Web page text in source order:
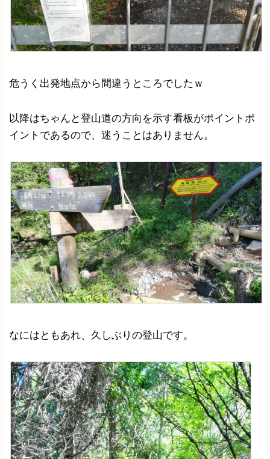
危うく出発地点から間違うところでしたｗ
以降はちゃんと登山道の方向を示す看板がポイントポ
イントであるので、迷うことはありません。
なにはともあれ、久しぶりの登山です。